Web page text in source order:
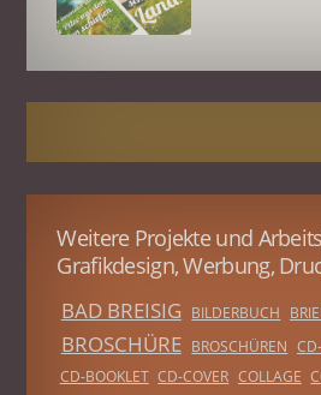
Weitere Projekte und
Grafikdesign, Werbung,
BAD BREISIG BILDERBUCH
BROSCHÜRE BROSCHÜREN
CD-BOOKLET CD-COVER COLLAGE